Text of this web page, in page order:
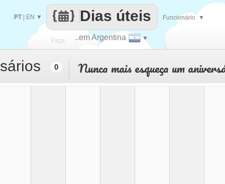
Faça
cada
..em Argentina ▼
Dias úteis
PT| EN ▼ Funcionário ▼
0 Nunca mais esqueça um